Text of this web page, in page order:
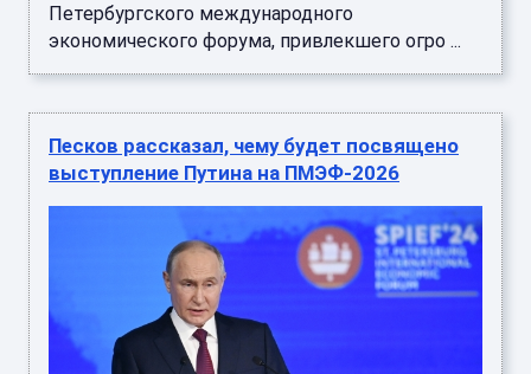
Петербургского международного
экономического форума, привлекшего огро ...
Песков рассказал, чему будет посвящено
выступление Путина на ПМЭФ-2026